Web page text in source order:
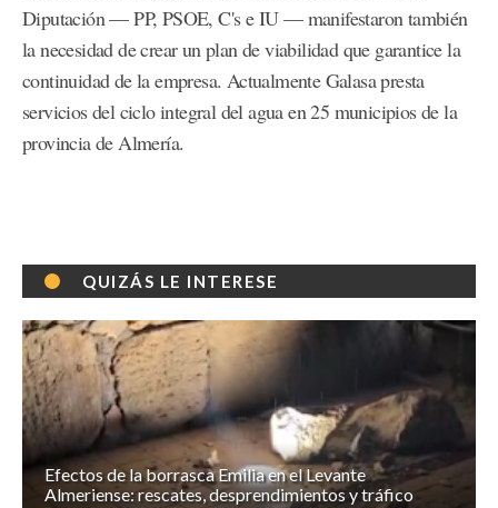
Diputación — PP, PSOE, C's e IU — manifestaron también
la necesidad de crear un plan de viabilidad que garantice la
continuidad de la empresa. Actualmente Galasa presta
servicios del ciclo integral del agua en 25 municipios de la
provincia de Almería.
QUIZÁS LE INTERESE
Efectos de la borrasca Emilia en el Levante
Almeriense: rescates, desprendimientos y tráfico